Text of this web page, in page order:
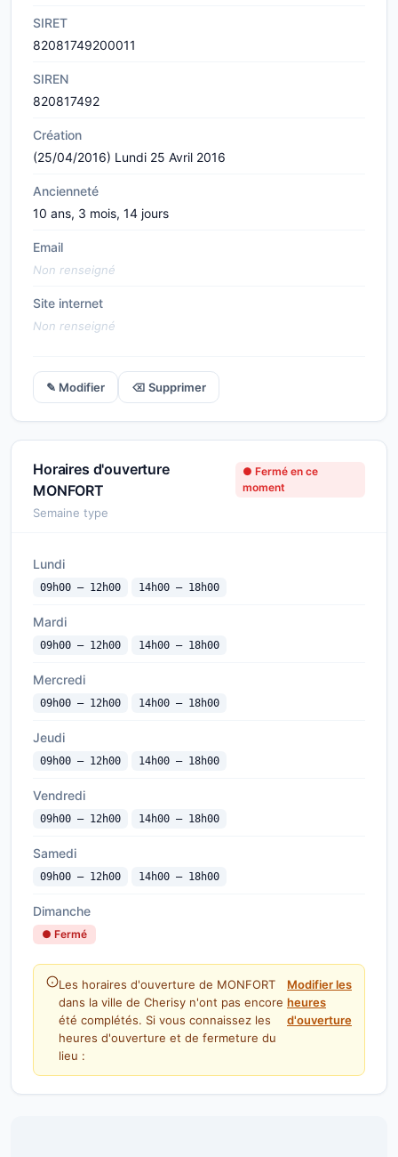
SIRET
82081749200011
SIREN
820817492
Création
(25/04/2016) Lundi 25 Avril 2016
Ancienneté
10 ans, 3 mois, 14 jours
Email
Non renseigné
Site internet
Non renseigné
✎ Modifier ⌫ Supprimer
Horaires d'ouverture
MONFORT
● Fermé en ce
moment
Semaine type
Lundi
09h00 — 12h00 14h00 — 18h00
Mardi
09h00 — 12h00 14h00 — 18h00
Mercredi
09h00 — 12h00 14h00 — 18h00
Jeudi
09h00 — 12h00 14h00 — 18h00
Vendredi
09h00 — 12h00 14h00 — 18h00
Samedi
09h00 — 12h00 14h00 — 18h00
Dimanche
● Fermé
Les horaires d'ouverture de MONFORT
dans la ville de Cherisy n'ont pas encore
été complétés. Si vous connaissez les
heures d'ouverture et de fermeture du
lieu :
Modifier les
heures
d'ouverture